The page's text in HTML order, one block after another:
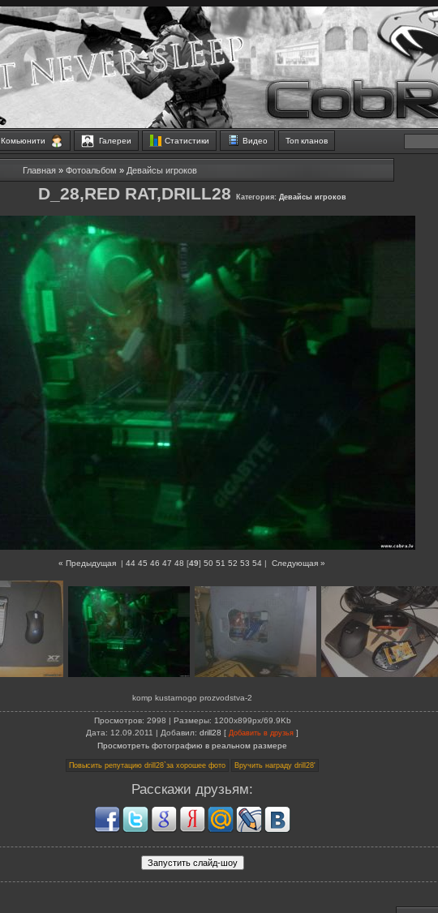
Комьюнити Галереи Статистики Видео Топ кланов
Главная» Фотоальбом » Девайсы игроков
D_28,RED RAT,DRILL28 Категория: Девайсы игроков
« Предыдущая | 44 45 46 47 48 [49] 50 51 52 53 54 | Следующая »
komp kustarnogo prozvodstva-2
Просмотров: 2998 | Размеры: 1200x899px/69.9Kb
Дата: 12.09.2011 | Добавил: drill28 [ Добавить в друзья ]
Просмотреть фотографию в реальном размере
Расскажи друзьям: